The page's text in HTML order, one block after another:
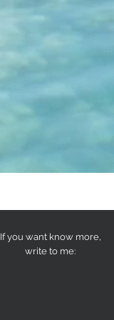
If you want know more,
write to me: